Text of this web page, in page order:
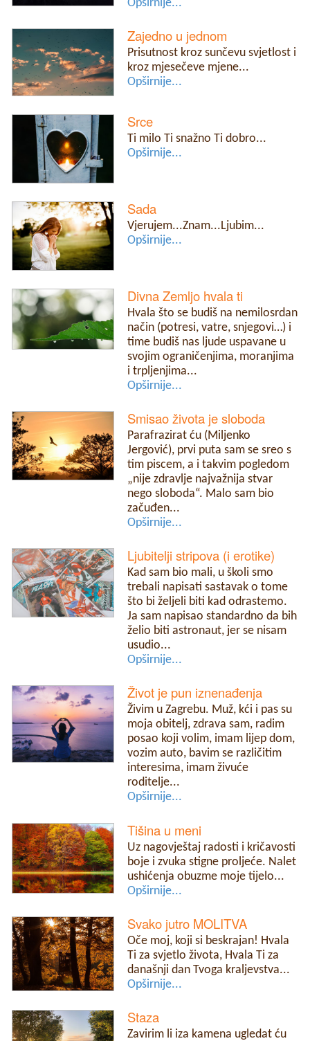
Opširnije...
Zajedno u jednom
Prisutnost kroz sunčevu svjetlost i
kroz mjesečeve mjene...
Opširnije...
Srce
Ti milo Ti snažno Ti dobro...
Opširnije...
Sada
Vjerujem...Znam...Ljubim...
Opširnije...
Divna Zemljo hvala ti
Hvala što se budiš na nemilosrdan
način (potresi, vatre, snjegovi…) i
time budiš nas ljude uspavane u
svojim ograničenjima, moranjima
i trpljenjima...
Opširnije...
Smisao života je sloboda
Parafrazirat ću (Miljenko
Jergović), prvi puta sam se sreo s
tim piscem, a i takvim pogledom
„nije zdravlje najvažnija stvar
nego sloboda“. Malo sam bio
začuđen...
Opširnije...
Ljubitelji stripova (i erotike)
Kad sam bio mali, u školi smo
trebali napisati sastavak o tome
što bi željeli biti kad odrastemo.
Ja sam napisao standardno da bih
želio biti astronaut, jer se nisam
usudio...
Opširnije...
Život je pun iznenađenja
Živim u Zagrebu. Muž, kći i pas su
moja obitelj, zdrava sam, radim
posao koji volim, imam lijep dom,
vozim auto, bavim se različitim
interesima, imam živuće
roditelje...
Opširnije...
Tišina u meni
Uz nagovještaj radosti i kričavosti
boje i zvuka stigne proljeće. Nalet
ushićenja obuzme moje tijelo...
Opširnije...
Svako jutro MOLITVA
Oče moj, koji si beskrajan! Hvala
Ti za svjetlo života, Hvala Ti za
današnji dan Tvoga kraljevstva...
Opširnije...
Staza
Zavirim li iza kamena ugledat ću